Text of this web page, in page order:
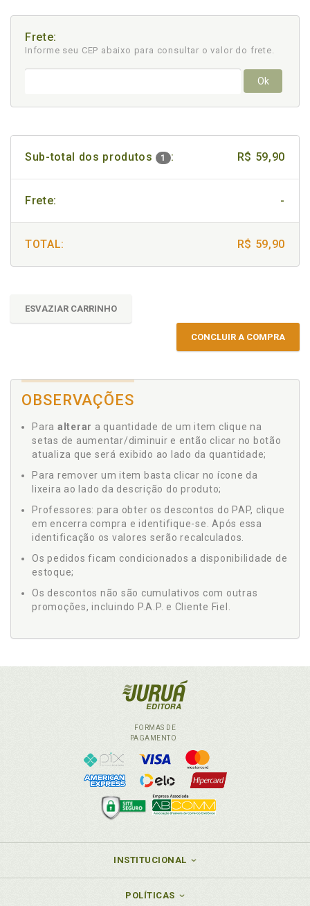
Frete:
Informe seu CEP abaixo para consultar o valor do frete.
Ok
Sub-total dos produtos 1 : R$ 59,90
Frete: -
TOTAL: R$ 59,90
ESVAZIAR CARRINHO
CONCLUIR A COMPRA
OBSERVAÇÕES
Para alterar a quantidade de um item clique na
setas de aumentar/diminuir e então clicar no botão
atualiza que será exibido ao lado da quantidade;
Para remover um item basta clicar no ícone da
lixeira ao lado da descrição do produto;
Professores: para obter os descontos do PAP, clique
em encerra compra e identifique-se. Após essa
identificação os valores serão recalculados.
Os pedidos ficam condicionados a disponibilidade de
estoque;
Os descontos não são cumulativos com outras
promoções, incluindo P.A.P. e Cliente Fiel.
FORMAS DE
PAGAMENTO
INSTITUCIONAL
POLÍTICAS